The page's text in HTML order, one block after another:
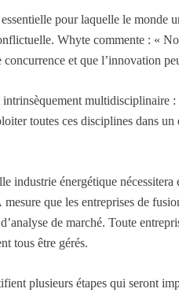
pour laquelle le monde
Whyte commente : «
concurrence et que l’innovation
multidisciplinaire
toutes ces disciplines dans
industrie énergétique
que les entreprises de
de marché. Toute
tous être gérés.
plusieurs étapes qui seront